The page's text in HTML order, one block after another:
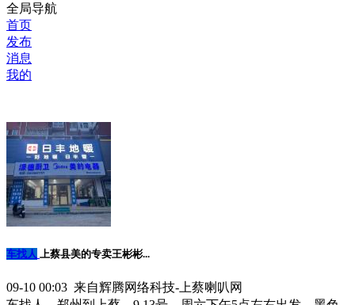
全局导航
首页
发布
消息
我的
车找人 上蔡县美的专卖王彬彬...
09-10 00:03 来自辉腾网络科技-上蔡喇叭网